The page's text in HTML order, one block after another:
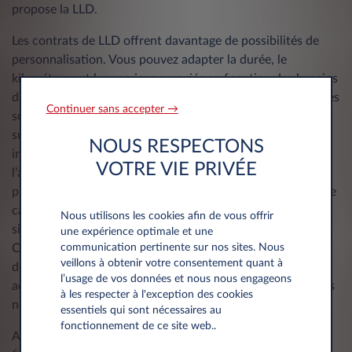
propose la LLD.
Les contrats de LLD offrent davantage de possibilités de
personnalisation. Vous pouvez adapter la durée, le
kilométrage et les services associés en fonction des besoins
de votre entreprise. La LOA est moins flexible et les services
sont souvent limités ou impliquent des frais
supplémentaires. Au contraire, la location de longue durée
inclut généralement dans le loyer à la fois l’entretien,
l’assistance, l’assurance et le remplacement des
pneumatiques. Certaines formules prévoient même la carte
carburant. Vous traitez avec un seul interlocuteur, ce qui
simplifie grandement la gestion et le suivi de votre flotte.
Celui-ci vous remet d’ailleurs chaque année tous les
documents nécessaires à vos déclarations fiscales et
administratives (récapitulatif complet sur la part des loyers
non déductibles, l’ex-TVS, les avantages en nature, etc.).
Avec la LLD automobile, vous pouvez opter pour un
Continuer sans accepter →
NOUS RESPECTONS
VOTRE VIE PRIVÉE
Nous utilisons les cookies afin de vous offrir
une expérience optimale et une
communication pertinente sur nos sites. Nous
veillons à obtenir votre consentement quant à
l’usage de vos données et nous nous engageons
à les respecter à l'exception des cookies
essentiels qui sont nécessaires au
fonctionnement de ce site web..